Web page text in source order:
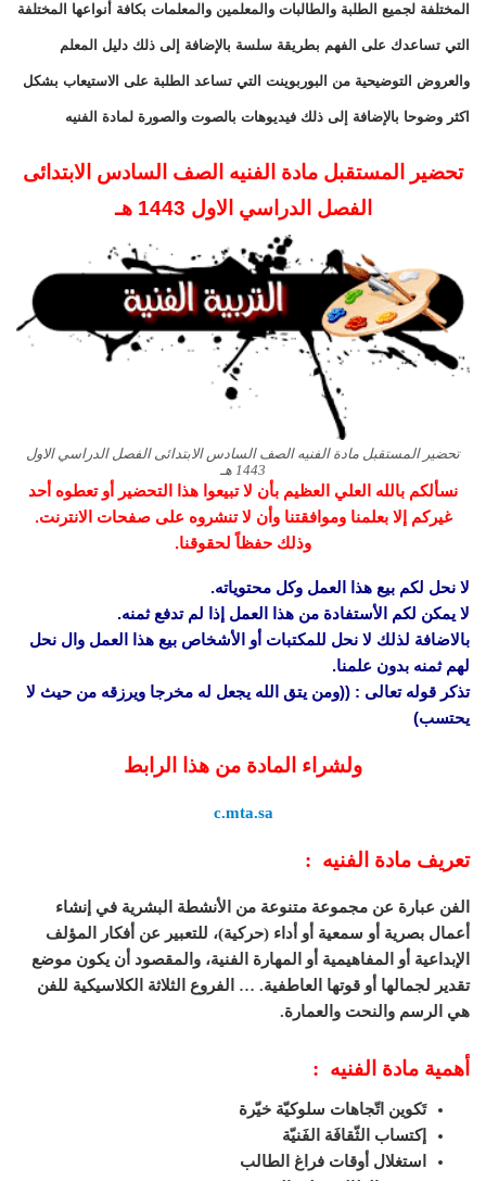
المختلفة لجميع الطلبة والطالبات والمعلمين والمعلمات بكافة أنواعها المختلفة
التي تساعدك على الفهم بطريقة سلسة بالإضافة إلى ذلك دليل المعلم
والعروض التوضيحية من البوربوينت التي تساعد الطلبة على الاستيعاب بشكل
اكثر وضوحا بالإضافة إلى ذلك فيديوهات بالصوت والصورة لمادة الفنيه
تحضير المستقبل مادة الفنيه الصف السادس الابتدائى
الفصل الدراسي الاول 1443 هـ
تحضير المستقبل مادة الفنيه الصف السادس الابتدائى الفصل الدراسي الاول
1443 هـ
نسألكم بالله العلي العظيم بأن لا تبيعوا هذا التحضير أو تعطوه أحد
غيركم إلا بعلمنا وموافقتنا وأن لا تنشروه على صفحات الانترنت.
وذلك حفظاً لحقوقنا.
لا نحل لكم بيع هذا العمل وكل محتوياته.
لا يمكن لكم الأستفادة من هذا العمل إذا لم تدفع ثمنه.
بالاضافة لذلك لا نحل للمكتبات أو الأشخاص بيع هذا العمل وال نحل
لهم ثمنه بدون علمنا.
تذكر قوله تعالى : ((ومن يتق الله يجعل له مخرجا ويرزقه من حيث لا
يحتسب)
ولشراء المادة من هذا الرابط
c.mta.sa
تعريف مادة الفنيه :
الفن عبارة عن مجموعة متنوعة من الأنشطة البشرية في إنشاء
أعمال بصرية أو سمعية أو أداء (حركية)، للتعبير عن أفكار المؤلف
الإبداعية أو المفاهيمية أو المهارة الفنية، والمقصود أن يكون موضع
تقدير لجمالها أو قوتها العاطفية. … الفروع الثلاثة الكلاسيكية للفن
هي الرسم والنحت والعمارة.
أهمية مادة الفنيه :
تَكوين اتّجاهات سلوكيّة خيّرة
إكتساب الثّقافَة الفَنيّة
استغلال أوقات فراغ الطالب